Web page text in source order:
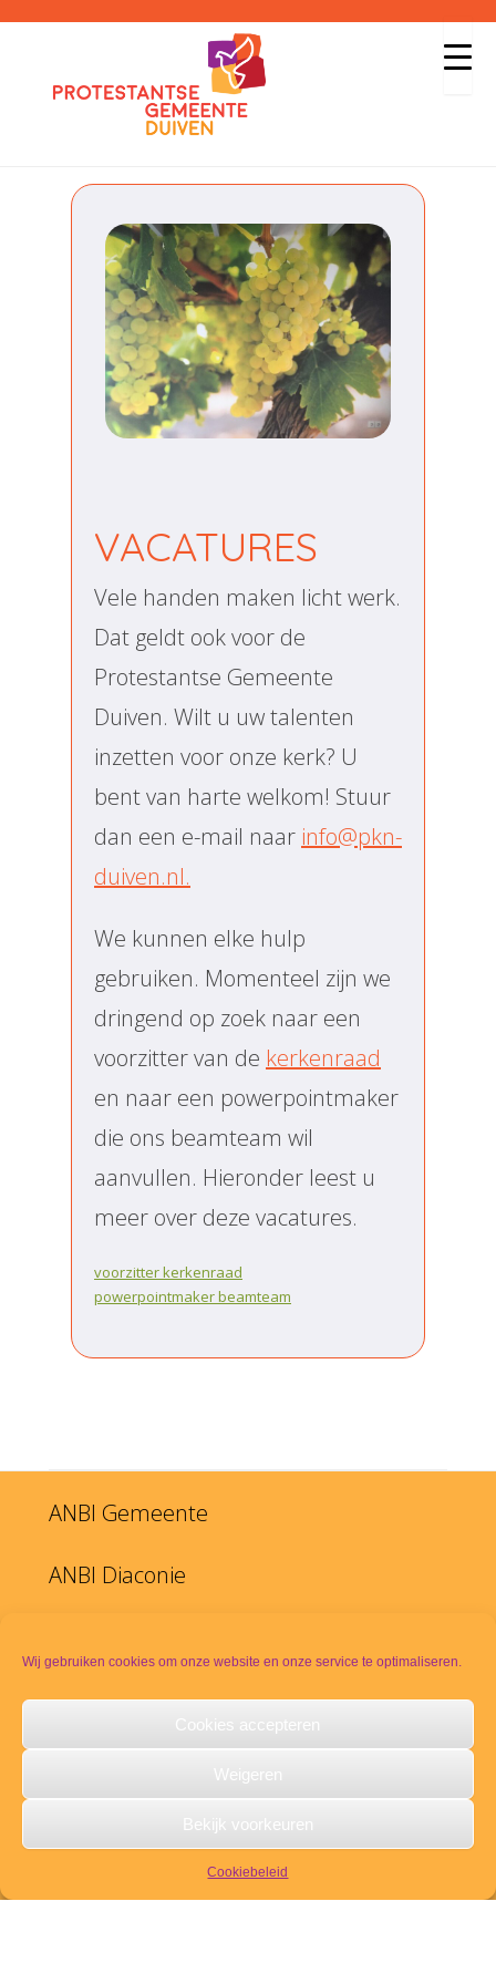
Wij gebruiken cookies om onze website en onze service te optimaliseren.
Cookies accepteren
Weigeren
Bekijk voorkeuren
Cookiebeleid
VACATURES
Vele handen maken licht werk.
Dat geldt ook voor de
Protestantse Gemeente
Duiven. Wilt u uw talenten
inzetten voor onze kerk? U
bent van harte welkom! Stuur
dan een e-mail naar info@pkn-
duiven.nl.
We kunnen elke hulp
gebruiken. Momenteel zijn we
dringend op zoek naar een
voorzitter van de kerkenraad
en naar een powerpointmaker
die ons beamteam wil
aanvullen. Hieronder leest u
meer over deze vacatures.
voorzitter kerkenraad
powerpointmaker beamteam
ANBI Gemeente
ANBI Diaconie
Duiven
YouTube kanaal PKN Duiven